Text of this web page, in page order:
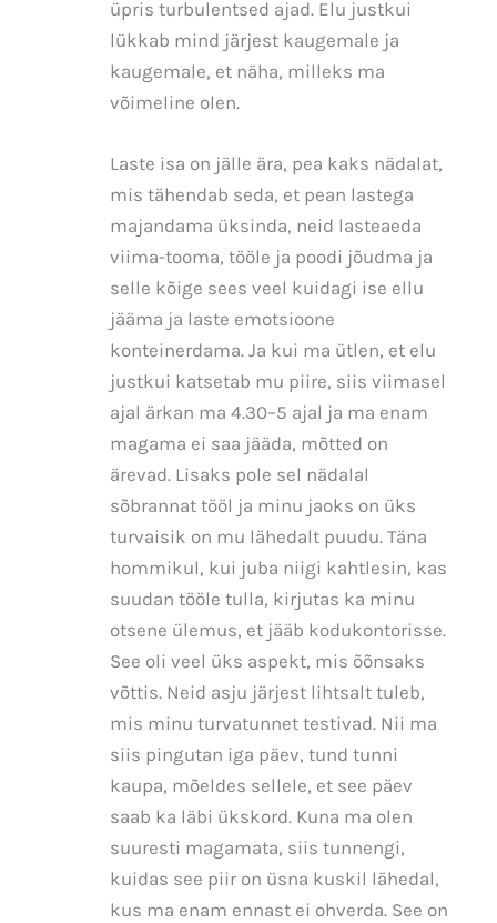
üpris turbulentsed ajad. Elu justkui
lükkab mind järjest kaugemale ja
kaugemale, et näha, milleks ma
võimeline olen.
Laste isa on jälle ära, pea kaks nädalat,
mis tähendab seda, et pean lastega
majandama üksinda, neid lasteaeda
viima-tooma, tööle ja poodi jõudma ja
selle kõige sees veel kuidagi ise ellu
jääma ja laste emotsioone
konteinerdama. Ja kui ma ütlen, et elu
justkui katsetab mu piire, siis viimasel
ajal ärkan ma 4.30–5 ajal ja ma enam
magama ei saa jääda, mõtted on
ärevad. Lisaks pole sel nädalal
sõbrannat tööl ja minu jaoks on üks
turvaisik on mu lähedalt puudu. Täna
hommikul, kui juba niigi kahtlesin, kas
suudan tööle tulla, kirjutas ka minu
otsene ülemus, et jääb kodukontorisse.
See oli veel üks aspekt, mis õõnsaks
võttis. Neid asju järjest lihtsalt tuleb,
mis minu turvatunnet testivad. Nii ma
siis pingutan iga päev, tund tunni
kaupa, mõeldes sellele, et see päev
saab ka läbi ükskord. Kuna ma olen
suuresti magamata, siis tunnengi,
kuidas see piir on üsna kuskil lähedal,
kus ma enam ennast ei ohverda. See on